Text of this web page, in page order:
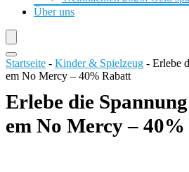
Über uns
Startseite - Kinder & Spielzeug - Erlebe
em No Mercy – 40% Rabatt
Erlebe die
em No Mercy –